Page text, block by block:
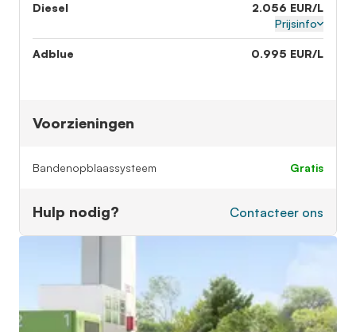
Diesel
2.056 EUR/L
Prijsinfo
Adblue 0.995 EUR/L
Voorzieningen
Bandenopblaassysteem gratis
Hulp nodig? Contacteer ons